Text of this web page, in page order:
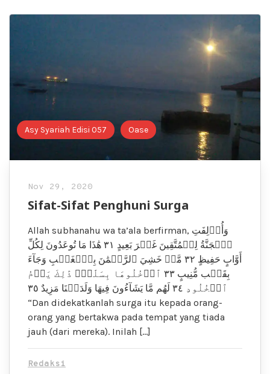
Asy Syariah Edisi 057 Oase
Nov 29, 2020
Sifat-Sifat Penghuni Surga
Allah subhanahu wa ta’ala berfirman, وَأُزۡلِفَتِ
ٱلۡجَنَّةُ لِلۡمُتَّقِينَ غَيۡرَ بَعِيدٍ ٣١ هَٰذَا مَا تُوعَدُونَ لِكُلِّ
أَوَّابٍ حَفِيظٍ ٣٢ مَّنۡ خَشِيَ ٱلرَّحۡمَٰنَ بِٱلۡغَيۡبِ وَجَآءَ
بِقَلۡب مُّنِيبٍ ٣٣ ٱدۡخُلُوهَا بِسَلَٰمٍۖ ذَٰلِكَ يَوۡمُ
ٱلۡخُلُودِ ٣٤ لَهُم مَّا يَشَآءُونَ فِيهَا وَلَدَيۡنَا مَزِيدٌ ٣٥
“Dan didekatkanlah surga itu kepada orang-
orang yang bertakwa pada tempat yang tiada
jauh (dari mereka). Inilah […]
Redaksi